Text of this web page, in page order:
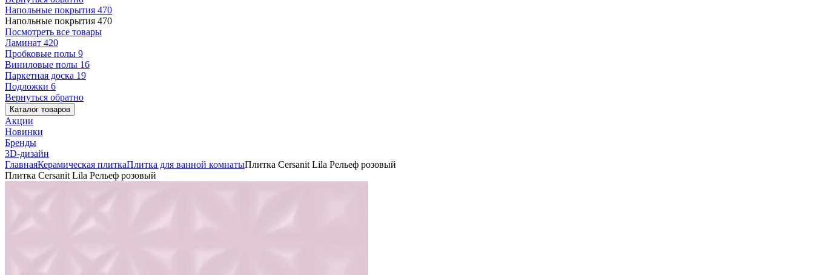
Напольные покрытия 470
Напольные покрытия 470
Посмотреть все товары
Ламинат 420
Пробковые полы 9
Виниловые полы 16
Паркетная доска 19
Подложки 6
Вернуться обратно
Каталог товаров
Акции
Новинки
Бренды
3D-дизайн
ГлавнаяКерамическая плиткаПлитка для ванной комнатыПлитка Cersanit Lila Рельеф розовый
Плитка Cersanit Lila Рельеф розовый